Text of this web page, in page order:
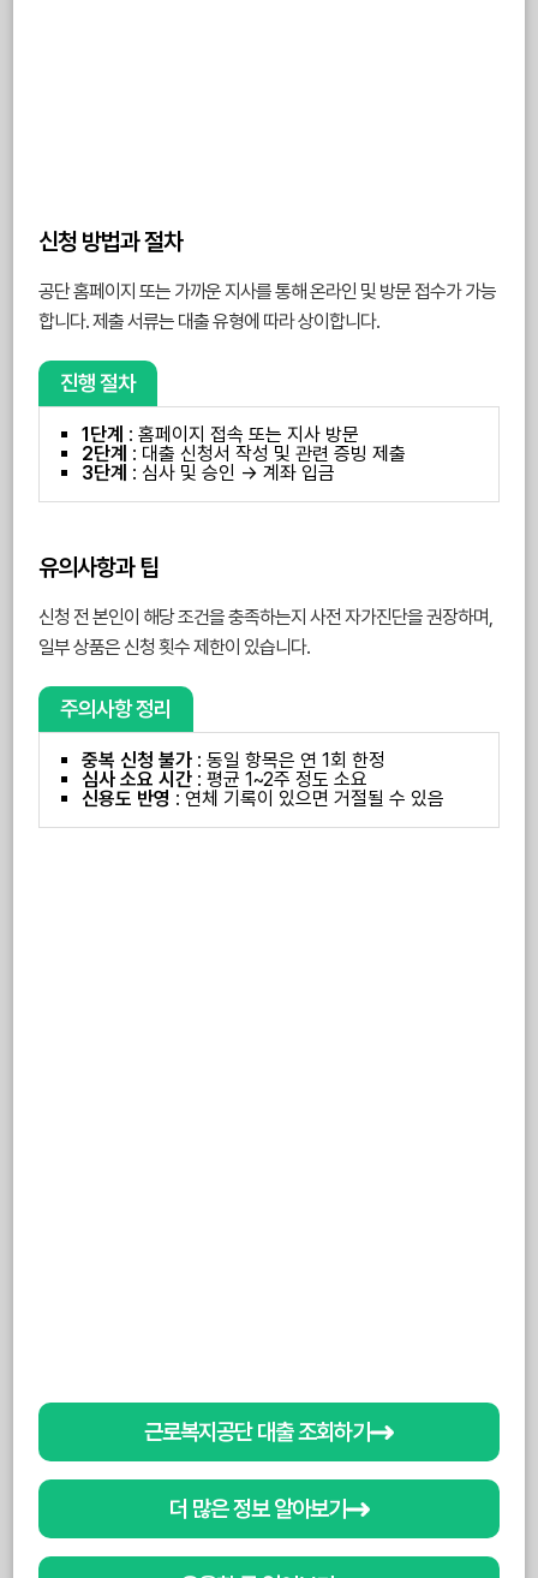
신청 방법과 절차
공단 홈페이지 또는 가까운 지사를 통해 온라인 및 방문 접수가 가능
합니다. 제출 서류는 대출 유형에 따라 상이합니다.
진행 절차
1단계 : 홈페이지 접속 또는 지사 방문
2단계 : 대출 신청서 작성 및 관련 증빙 제출
3단계 : 심사 및 승인 → 계좌 입금
유의사항과 팁
신청 전 본인이 해당 조건을 충족하는지 사전 자가진단을 권장하며,
일부 상품은 신청 횟수 제한이 있습니다.
주의사항 정리
중복 신청 불가 : 동일 항목은 연 1회 한정
심사 소요 시간 : 평균 1~2주 정도 소요
신용도 반영 : 연체 기록이 있으면 거절될 수 있음
근로복지공단 대출 조회하기
더 많은 정보 알아보기